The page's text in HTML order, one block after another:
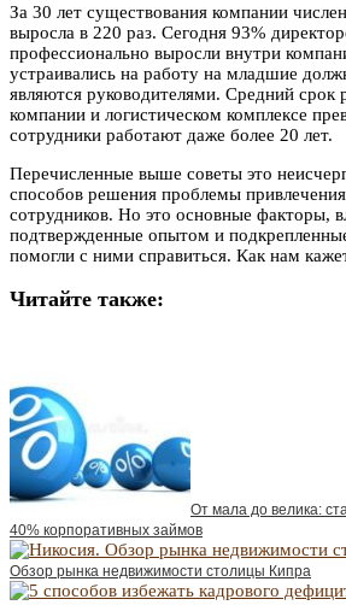
За 30 лет существования компании
выросла в 220 раз. Сегодня 93%
профессионально выросли внутри
устраивались на работу на младшие
являются руководителями. Средний срок
компании и логистическом комплексе
сотрудники работают даже более 20 лет.
Перечисленные выше советы это
способов решения проблемы
сотрудников. Но это основные факторы,
подтвержденные опытом и
помогли с ними справиться. Как нам
Читайте также:
От мала до велика:
40% корпоративных займов
Обзор рынка недвижимости столицы Кипра